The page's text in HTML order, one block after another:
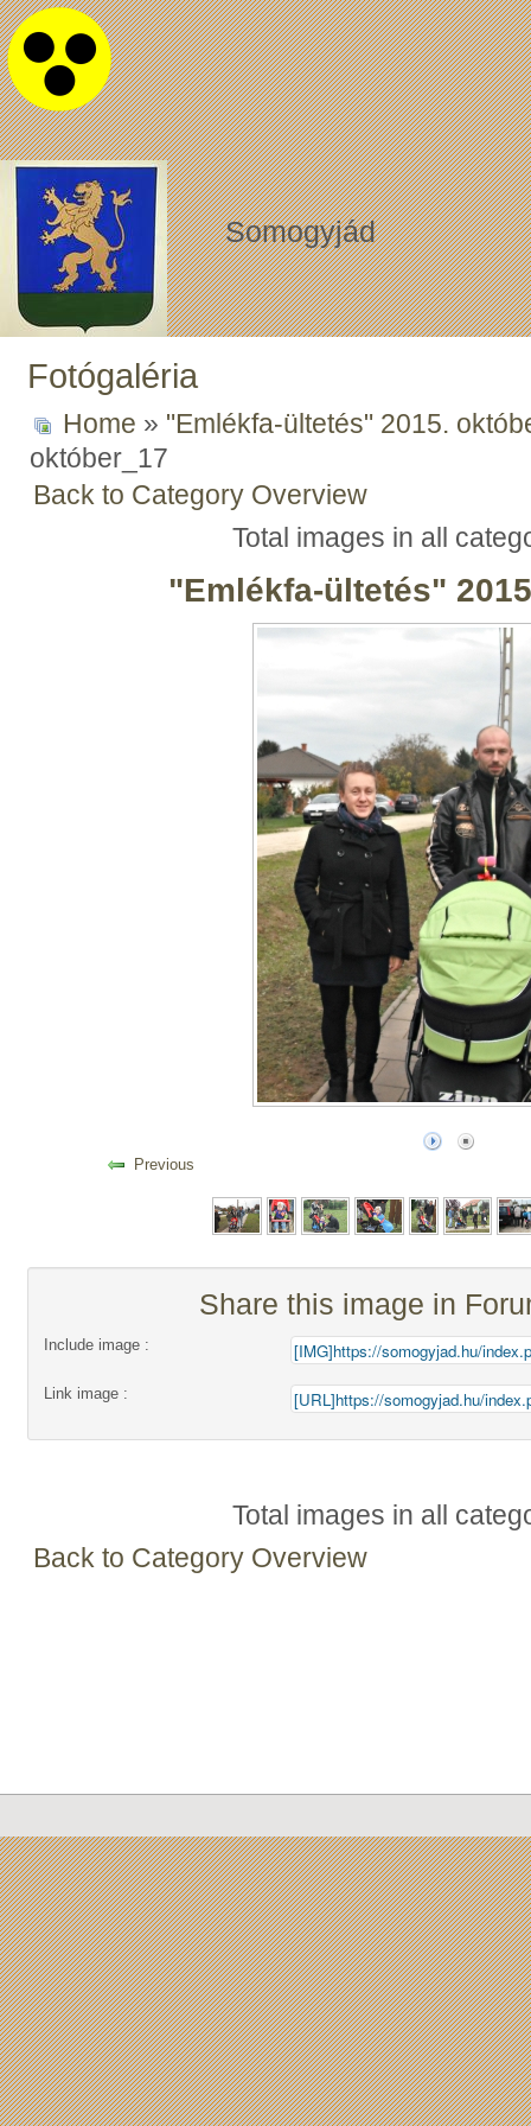
Somogyjád
Fotógaléria
Home » "Emlékfa-ültetés" 2015.
október_17
Back to Category Overview
Total images in all
"Emlékfa-ültetés"
Previous
Share this image in
Include image :
Link image :
Total images in all
Back to Category Overview